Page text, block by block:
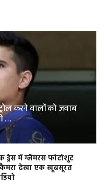
करने वालों को जवाब
…
ड्रेस में ग्लैमरस फोटोशूट
कैमरा देखा एक खूबसूरत